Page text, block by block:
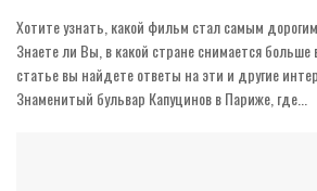
Хотите узнать, какой фильм стал самым
Знаете ли Вы, в какой стране снимается больше
статье вы найдете ответы на эти и другие
Знаменитый бульвар Капуцинов в Париже, где...